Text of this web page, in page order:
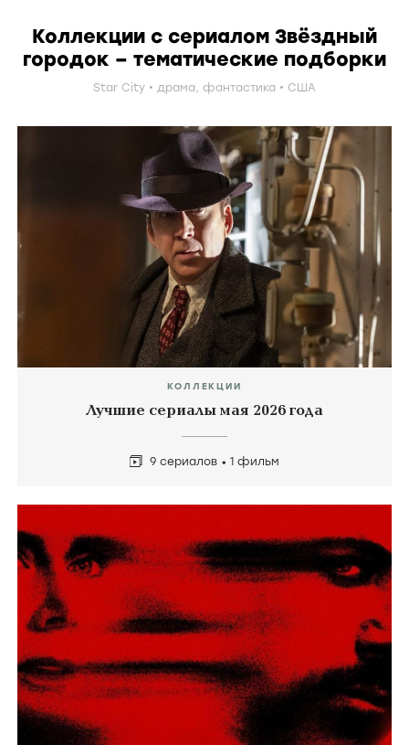
Коллекции с сериалом Звёздный
городок – тематические подборки
Star City драма, фантастика США
КОЛЛЕКЦИИ
Лучшие сериалы мая 2026 года
9 сериалов 1 фильм